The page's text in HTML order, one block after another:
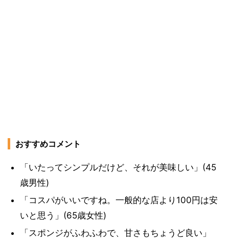
おすすめコメント
「いたってシンプルだけど、それが美味しい」(45
歳男性)
「コスパがいいですね。一般的な店より100円は安
いと思う」(65歳女性)
「スポンジがふわふわで、甘さもちょうど良い」